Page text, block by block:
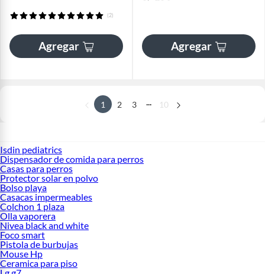
(2)
Agregar Agregar
1 2 3 ... 10
Isdin pediatrics
Dispensador de comida para perros
Casas para perros
Protector solar en polvo
Bolso playa
Casacas impermeables
Colchon 1 plaza
Olla vaporera
Nivea black and white
Foco smart
Pistola de burbujas
Mouse Hp
Ceramica para piso